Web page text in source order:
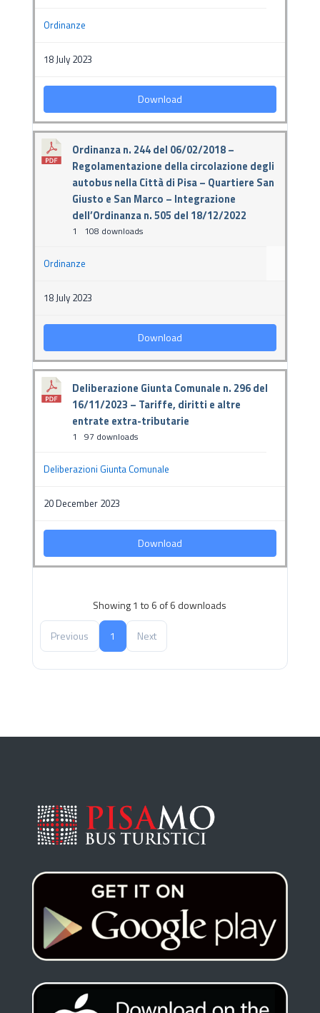
Ordinanze
18 July 2023
Download
Ordinanza n. 244 del 06/02/2018 –
Regolamentazione della circolazione degli
autobus nella Città di Pisa – Quartiere San
Giusto e San Marco – Integrazione
dell’Ordinanza n. 505 del 18/12/2022
1 108 downloads
Ordinanze
18 July 2023
Download
Deliberazione Giunta Comunale n. 296 del
16/11/2023 – Tariffe, diritti e altre
entrate extra-tributarie
1 97 downloads
Deliberazioni Giunta Comunale
20 December 2023
Download
Showing 1 to 6 of 6 downloads
Previous 1 Next